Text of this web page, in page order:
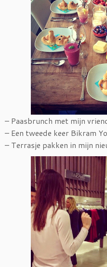
– Paasbrunch met mijn
– Een tweede keer Bikram
– Terrasje pakken in mijn